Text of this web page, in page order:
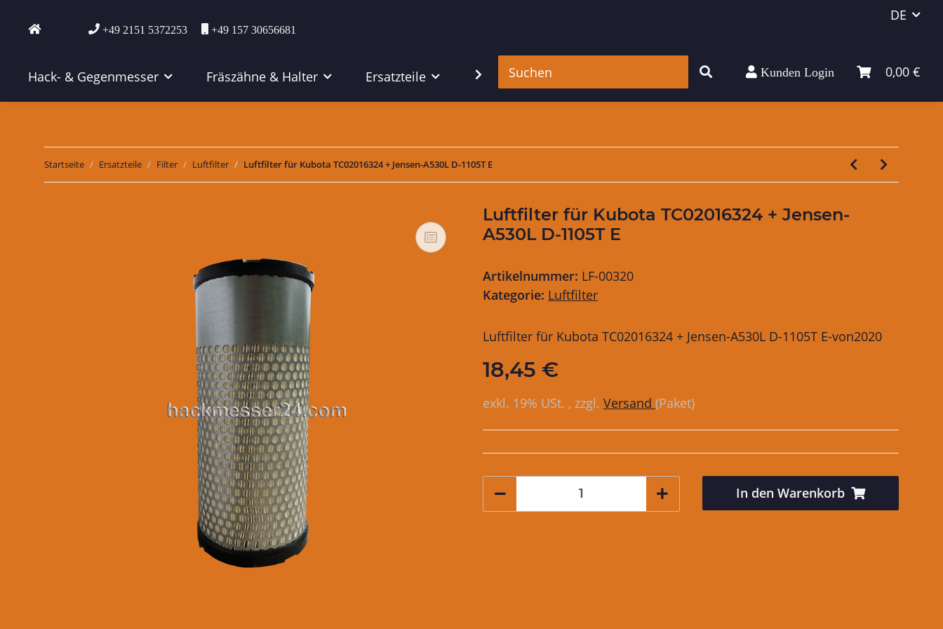
DE
+49 2151 5372253 +49 157 30656681
Kunden Login 0,00 €
Hack- & Gegenmesser Fräszähne & Halter Ersatzteile Werkzeug
Startseite Ersatzteile Filter Luftfilter Luftfilter für Kubota TC02016324 + Jensen-A530L D-1105T E
Luftfilter für Kubota TC02016324 + Jensen-
A530L D-1105T E
Artikelnummer: LF-00320
Kategorie: Luftfilter
Luftfilter für Kubota TC02016324 + Jensen-A530L D-1105T E-von2020
18,45 €
exkl. 19% USt. , zzgl. Versand (Paket)
In den Warenkorb